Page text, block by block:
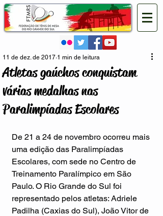
Atletas gaúchos conquistam
várias medalhas nas
Paralimpíadas Escolares
11 de dez. de 2017 1 min de leitura
De 21 a 24 de novembro ocorreu mais
uma edição das Paralimpíadas
Escolares, com sede no Centro de
Treinamento Paralímpico em São
Paulo. O Rio Grande do Sul foi
representado pelos atletas: Adriele
Padilha (Caxias do Sul), João Vitor de